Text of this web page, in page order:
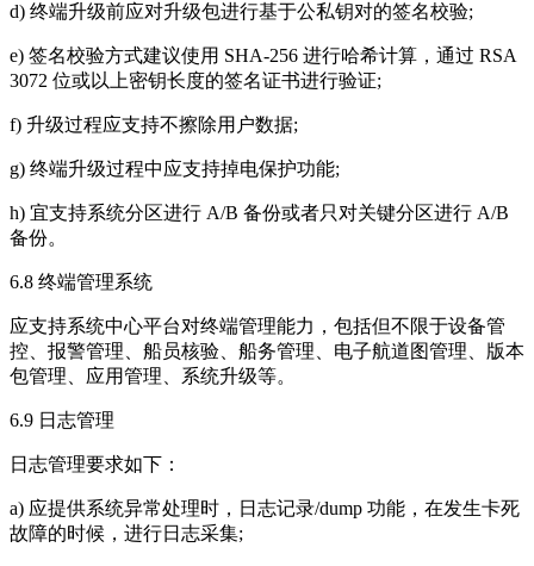
d) 终端升级前应对升级包进行基于公私钥对的签名校验;
e) 签名校验方式建议使用 SHA-256 进行哈希计算，通过 RSA
3072 位或以上密钥长度的签名证书进行验证;
f) 升级过程应支持不擦除用户数据;
g) 终端升级过程中应支持掉电保护功能;
h) 宜支持系统分区进行 A/B 备份或者只对关键分区进行 A/B
备份。
6.8 终端管理系统
应支持系统中心平台对终端管理能力，包括但不限于设备管
控、报警管理、船员核验、船务管理、电子航道图管理、版本
包管理、应用管理、系统升级等。
6.9 日志管理
日志管理要求如下：
a) 应提供系统异常处理时，日志记录/dump 功能，在发生卡死
故障的时候，进行日志采集;